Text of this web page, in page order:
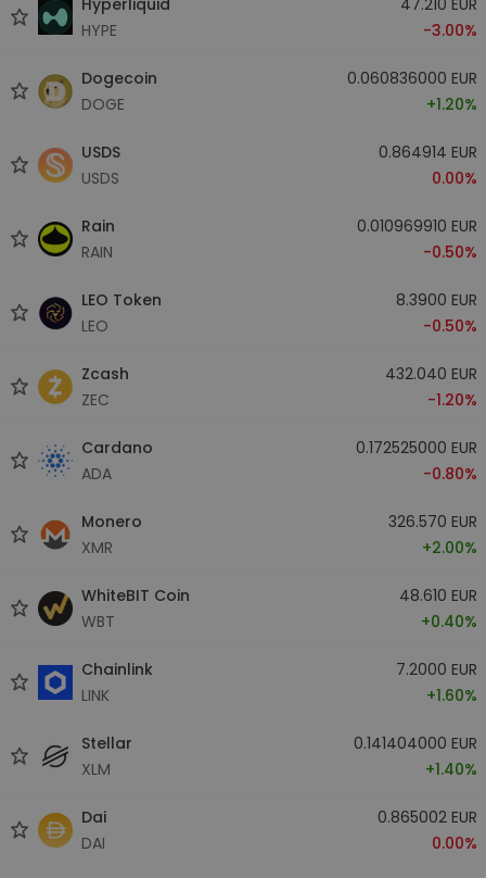
HYPE
-3.00%
Dogecoin
DOGE
0.060836000 EUR
+1.20%
USDS
USDS
0.864914 EUR
0.00%
Rain
RAIN
0.010969910 EUR
-0.50%
LEO Token
LEO
8.3900 EUR
-0.50%
Zcash
ZEC
432.040 EUR
-1.20%
Cardano
ADA
0.172525000 EUR
-0.80%
Monero
XMR
326.570 EUR
+2.00%
WhiteBIT Coin
WBT
48.610 EUR
+0.40%
Chainlink
LINK
7.2000 EUR
+1.60%
Stellar
XLM
0.141404000 EUR
+1.40%
Dai
DAI
0.865002 EUR
0.00%